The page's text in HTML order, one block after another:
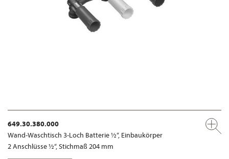
649.30.380.000
Wand-Waschtisch 3-Loch Batterie ½“, Einbaukörper
2 Anschlüsse ½“, Stichmaß 204 mm